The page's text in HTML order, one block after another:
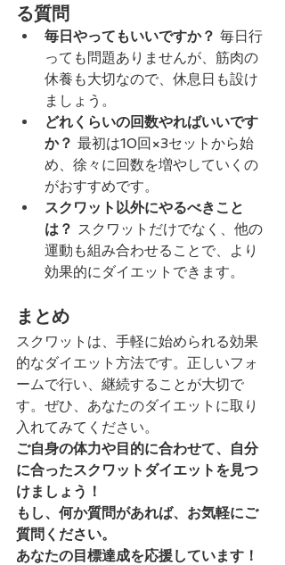
る質問
毎日やってもいいですか？ 毎日行
っても問題ありませんが、筋肉の
休養も大切なので、休息日も設け
ましょう。
どれくらいの回数やればいいです
か？ 最初は10回×3セットから始
め、徐々に回数を増やしていくの
がおすすめです。
スクワット以外にやるべきこと
は？ スクワットだけでなく、他の
運動も組み合わせることで、より
効果的にダイエットできます。
まとめ
スクワットは、手軽に始められる効果
的なダイエット方法です。正しいフォ
ームで行い、継続することが大切で
す。ぜひ、あなたのダイエットに取り
入れてみてください。
ご自身の体力や目的に合わせて、自分
に合ったスクワットダイエットを見つ
けましょう！
もし、何か質問があれば、お気軽にご
質問ください。
あなたの目標達成を応援しています！